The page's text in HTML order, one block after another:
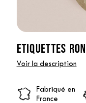
ETIQUETTES
Voir la description
Fabriqué en
France